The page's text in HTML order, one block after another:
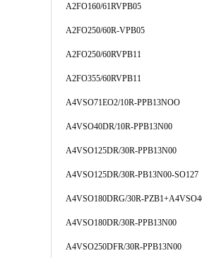
A2FO160/61RVPB05
A2FO250/60R-VPB05
A2FO250/60RVPB11
A2FO355/60RVPB11
A4VSO71EO2/10R-PPB13NOO
A4VSO40DR/10R-PPB13N00
A4VSO125DR/30R-PPB13N00
A4VSO125DR/30R-PB13N00-SO127
A4VSO180DRG/30R-
A4VSO180DR/30R-PPB13N00
A4VSO250DFR/30R-PPB13N00